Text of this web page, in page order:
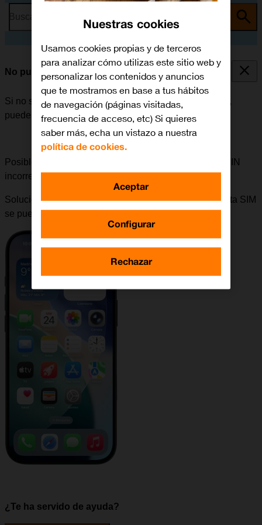
No puedo iniciar mi móvil
Si no se puede iniciar el móvil después de encenderlo,
puede haber varias causas al problema.
Posible causa 1 de 4:
Si se ha introducido un código PIN
incorrecto, el móvil no se puede iniciar.
Solución:En la tarjeta de plástico que contenía la tarjeta SIM
se puede ver el código PIN.
¿Te ha servido de ayuda?
Nuestras cookies
Usamos cookies propias y de terceros
para analizar cómo utilizas este sitio web y
personalizar los contenidos y anuncios
que te mostramos en base a tus hábitos
de navegación (páginas visitadas,
frecuencia de acceso, etc) Si quieres
saber más, echa un vistazo a nuestra
política de cookies.
Configurar
Rechazar
Aceptar